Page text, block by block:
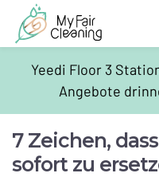
Yeedi Floor 3
Angebote
7 Zeichen,
sofort zu